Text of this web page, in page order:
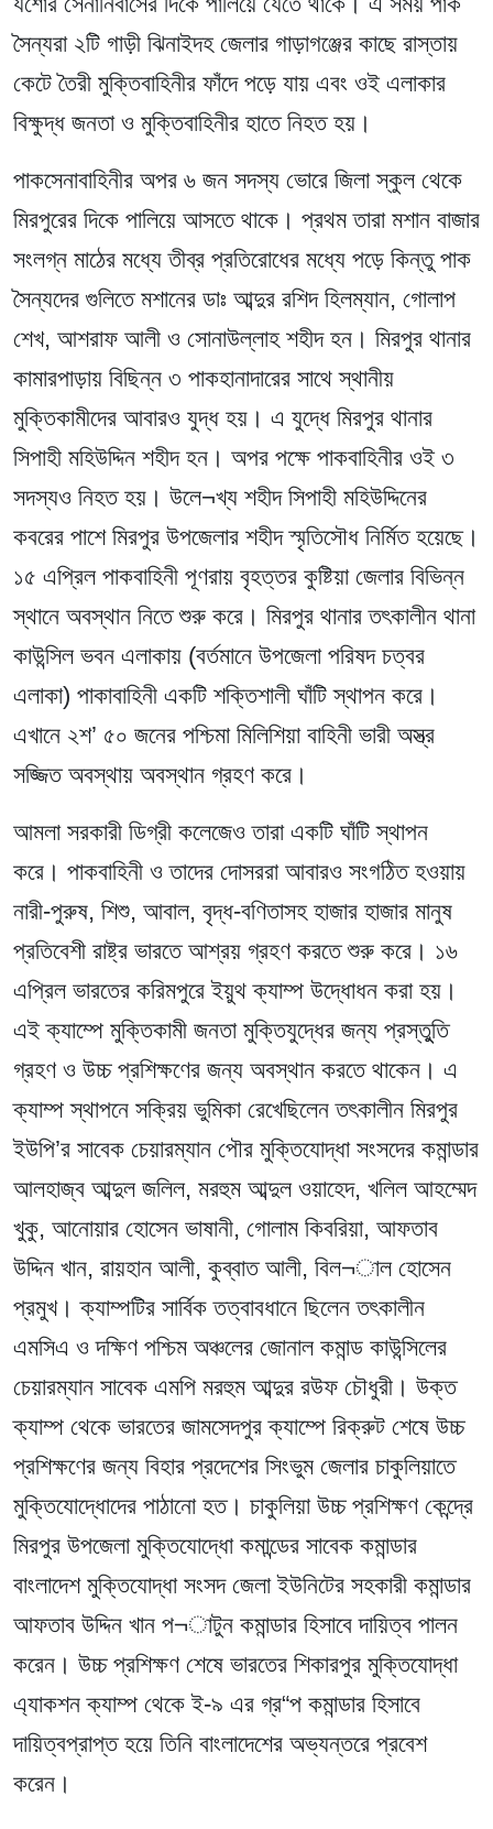
সৈন্যরা ২টি গাড়ী ঝিনাইদহ জেলার গাড়াগঞ্জের কাছে রাস্তায়
কেটে তৈরী মুক্তিবাহিনীর ফাঁদে পড়ে যায় এবং ওই এলাকার
বিক্ষুদ্ধ জনতা ও মুক্তিবাহিনীর হাতে নিহত হয়।
পাকসেনাবাহিনীর অপর ৬ জন সদস্য ভোরে জিলা স্কুল থেকে
মিরপুরের দিকে পালিয়ে আসতে থাকে। প্রথম তারা মশান বাজার
সংলগ্ন মাঠের মধ্যে তীব্র প্রতিরোধের মধ্যে পড়ে কিন্তু পাক
সৈন্যদের গুলিতে মশানের ডাঃ আব্দুর রশিদ হিলম্যান, গোলাপ
শেখ, আশরাফ আলী ও সোনাউল্লাহ শহীদ হন। মিরপুর থানার
কামারপাড়ায় বিছিন্ন ৩ পাকহানাদারের সাথে স্থানীয়
মুক্তিকামীদের আবারও যুদ্ধ হয়। এ যুদ্ধে মিরপুর থানার
সিপাহী মহিউদ্দিন শহীদ হন। অপর পক্ষে পাকবাহিনীর ওই ৩
সদস্যও নিহত হয়। উলে¬খ্য শহীদ সিপাহী মহিউদ্দিনের
কবরের পাশে মিরপুর উপজেলার শহীদ স্মৃতিসৌধ নির্মিত হয়েছে।
১৫ এপ্রিল পাকবাহিনী পূণরায় বৃহত্তর কুষ্টিয়া জেলার বিভিন্ন
স্থানে অবস্থান নিতে শুরু করে। মিরপুর থানার তৎকালীন থানা
কাউন্সিল ভবন এলাকায় (বর্তমানে উপজেলা পরিষদ চত্বর
এলাকা) পাকাবাহিনী একটি শক্তিশালী ঘাঁটি স্থাপন করে।
এখানে ২শ’ ৫০ জনের পশ্চিমা মিলিশিয়া বাহিনী ভারী অস্ত্র
সজ্জিত অবস্থায় অবস্থান গ্রহণ করে।
আমলা সরকারী ডিগ্রী কলেজেও তারা একটি ঘাঁটি স্থাপন
করে। পাকবাহিনী ও তাদের দোসররা আবারও সংগঠিত হওয়ায়
নারী-পুরুষ, শিশু, আবাল, বৃদ্ধ-বণিতাসহ হাজার হাজার মানুষ
প্রতিবেশী রাষ্ট্র ভারতে আশ্রয় গ্রহণ করতে শুরু করে। ১৬
এপ্রিল ভারতের করিমপুরে ইয়ুথ ক্যাম্প উদ্ধোধন করা হয়।
এই ক্যাম্পে মুক্তিকামী জনতা মুক্তিযুদ্ধের জন্য প্রস্তুুতি
গ্রহণ ও উচ্চ প্রশিক্ষণের জন্য অবস্থান করতে থাকেন। এ
ক্যাম্প স্থাপনে সক্রিয় ভুমিকা রেখেছিলেন তৎকালীন মিরপুর
ইউপি’র সাবেক চেয়ারম্যান পৌর মুক্তিযোদ্ধা সংসদের কমান্ডার
আলহাজ্ব আব্দুল জলিল, মরহুম আব্দুল ওয়াহেদ, খলিল আহম্মেদ
খুকু, আনোয়ার হোসেন ভাষানী, গোলাম কিবরিয়া, আফতাব
উদ্দিন খান, রায়হান আলী, কুব্বাত আলী, বিল¬াল হোসেন
প্রমুখ। ক্যাম্পটির সার্বিক তত্বাবধানে ছিলেন তৎকালীন
এমসিএ ও দক্ষিণ পশ্চিম অঞ্চলের জোনাল কমান্ড কাউন্সিলের
চেয়ারম্যান সাবেক এমপি মরহুম আব্দুর রউফ চৌধুরী। উক্ত
ক্যাম্প থেকে ভারতের জামসেদপুর ক্যাম্পে রিক্রুট শেষে উচ্চ
প্রশিক্ষণের জন্য বিহার প্রদেশের সিংভুম জেলার চাকুলিয়াতে
মুক্তিযোদ্ধোদের পাঠানো হত। চাকুলিয়া উচ্চ প্রশিক্ষণ কেন্দ্রে
মিরপুর উপজেলা মুক্তিযোদ্ধো কমান্ডের সাবেক কমান্ডার
বাংলাদেশ মুক্তিযোদ্ধা সংসদ জেলা ইউনিটের সহকারী কমান্ডার
আফতাব উদ্দিন খান প¬াটুন কমান্ডার হিসাবে দায়িত্ব পালন
করেন। উচ্চ প্রশিক্ষণ শেষে ভারতের শিকারপুর মুক্তিযোদ্ধা
এ্যাকশন ক্যাম্প থেকে ই-৯ এর গ্র“প কমান্ডার হিসাবে
দায়িত্বপ্রাপ্ত হয়ে তিনি বাংলাদেশের অভ্যন্তরে প্রবেশ
করেন।